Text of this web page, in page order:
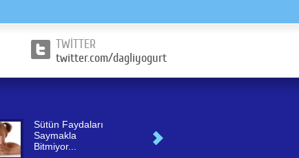
TWİTTER
twitter.com/dagliyogurt
Sütün Faydaları
Saymakla
Bitmiyor...